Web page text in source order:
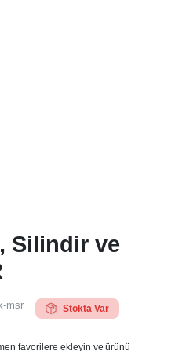
Silindir ve
msr Stokta Var
favorilere ekleyin ve ürünü